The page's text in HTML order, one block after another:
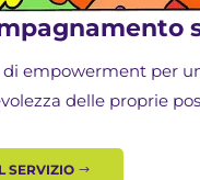
di empowerment per
delle proprie
SERVIZIO